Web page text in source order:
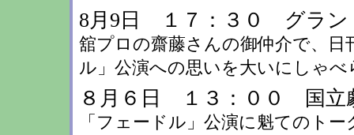
8月9日 １７：３０ グラン
舘プロの齋藤さんの御仲介で、
ル」公演への思いを大いにしゃ
８月６日 １３：００ 国立
「フェードル」公演に魁てのト